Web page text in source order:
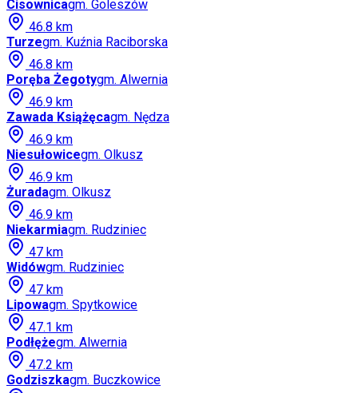
Cisownicagm. Goleszów
46.8 km
Turzegm. Kuźnia Raciborska
46.8 km
Poręba Żegotygm. Alwernia
46.9 km
Zawada Książęcagm. Nędza
46.9 km
Niesułowicegm. Olkusz
46.9 km
Żuradagm. Olkusz
46.9 km
Niekarmiagm. Rudziniec
47 km
Widówgm. Rudziniec
47 km
Lipowagm. Spytkowice
47.1 km
Podłężegm. Alwernia
47.2 km
Godziszkagm. Buczkowice